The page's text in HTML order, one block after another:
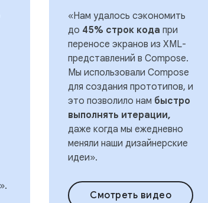
«Нам удалось сэкономить
до 45% строк кода при
переносе экранов из XML-
представлений в Compose.
Мы использовали Compose
для создания прототипов, и
это позволило нам быстро
выполнять итерации,
даже когда мы ежедневно
меняли наши дизайнерские
идеи».
Смотреть видео